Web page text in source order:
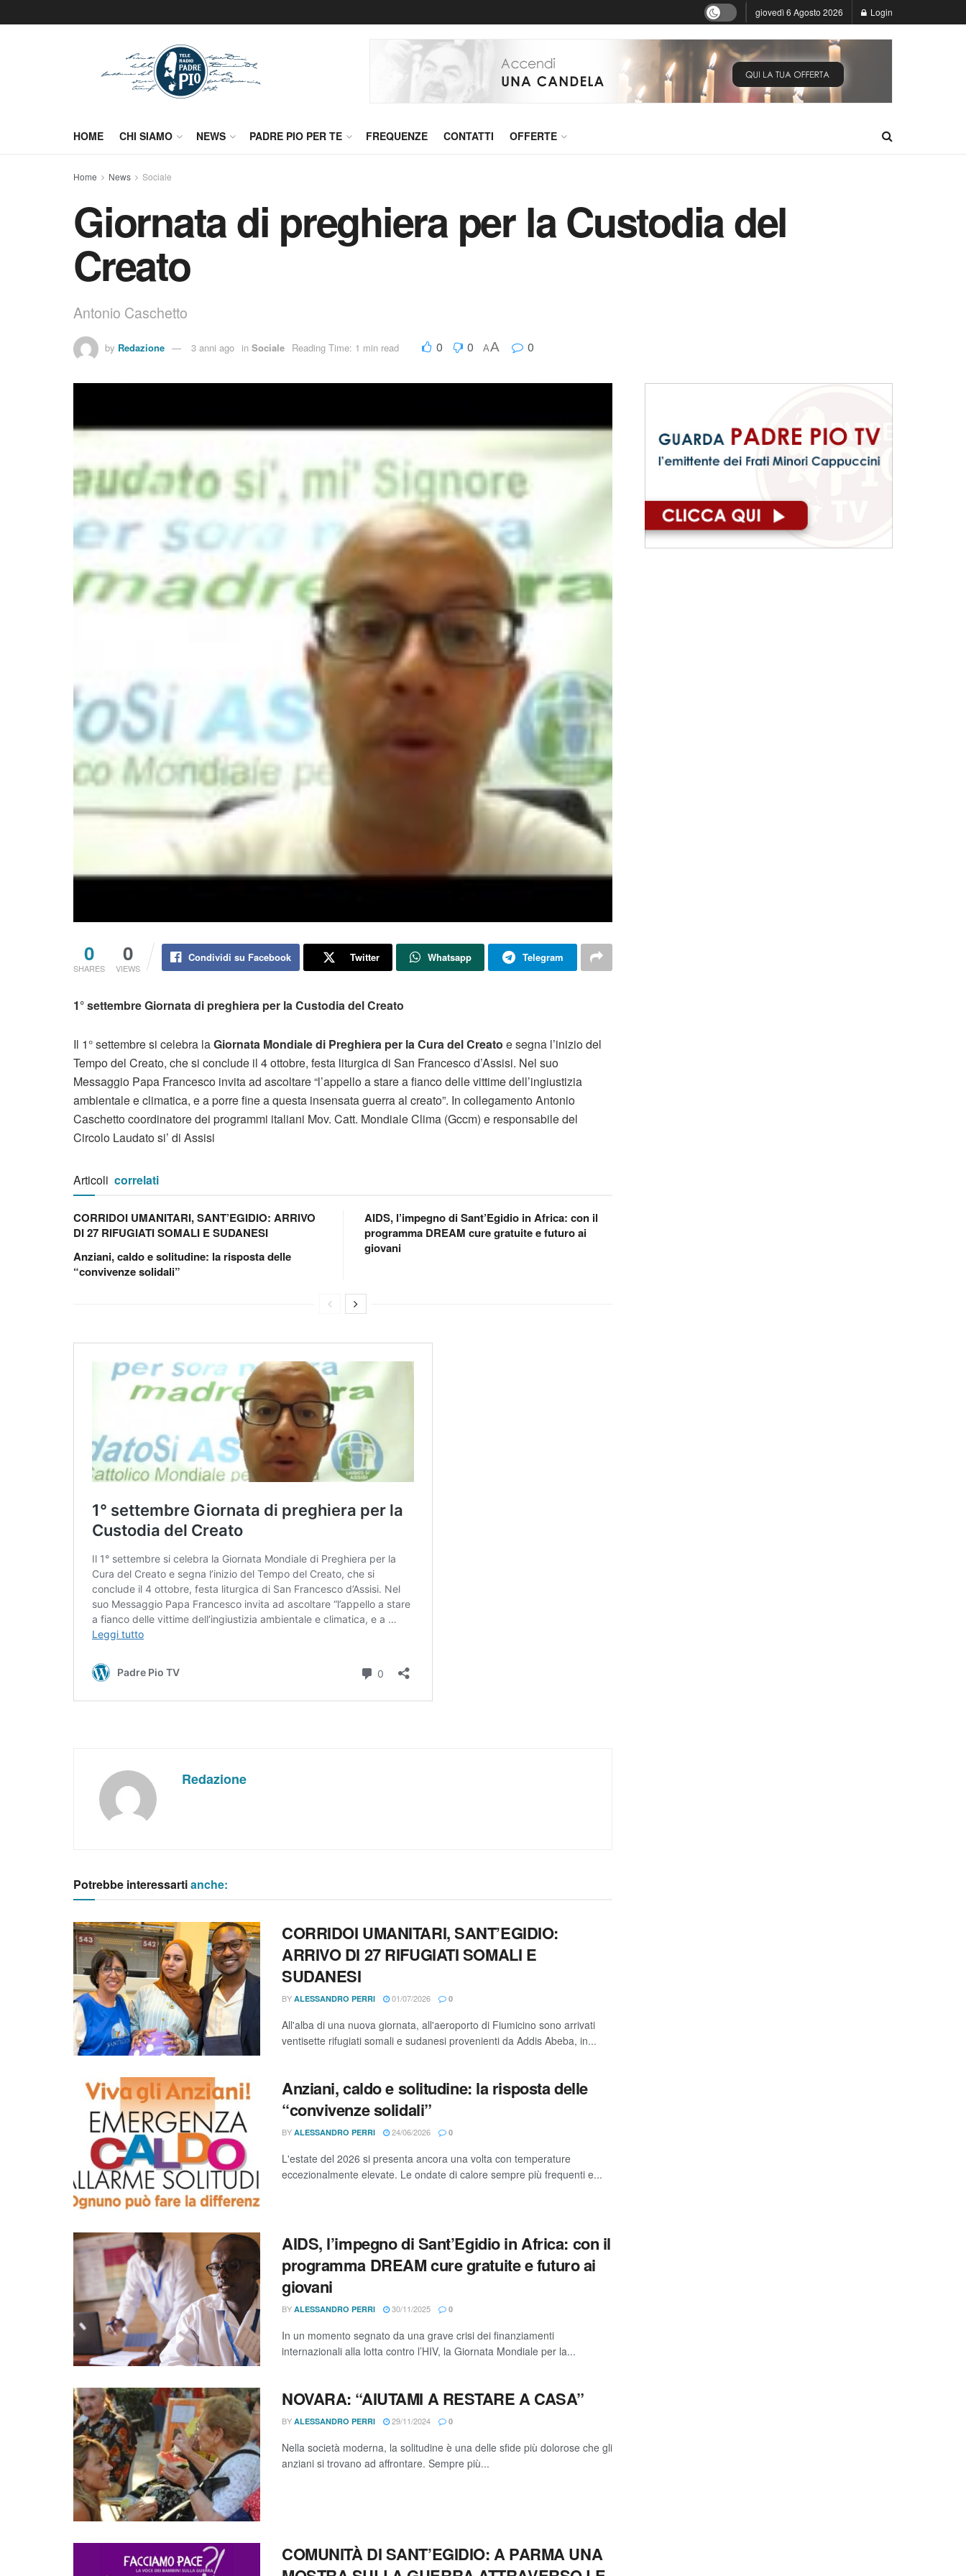
giovedì 6 Agosto 2026 Login
HOME CHI SIAMO NEWS PADRE PIO PER TE FREQUENZE CONTATTI OFFERTE
Home News Sociale
Giornata di preghiera per la Custodia del
Creato
Antonio Caschetto
by Redazione 3 anni ago in Sociale Reading Time: 1 min read 0 0 AA 0
0
SHARES
0
VIEWS
Condividi su Facebook Twitter Whatsapp Telegram
1° settembre Giornata di preghiera per la Custodia del Creato
Il 1° settembre si celebra laGiornata Mondiale di Preghiera per la Cura del Creato e segna l’inizio del
Tempo del Creato, che si conclude il 4 ottobre, festa liturgica di San Francesco d’Assisi. Nel suo
Messaggio Papa Francesco invita ad ascoltare “l’appello a stare a fianco delle vittime dell’ingiustizia
ambientale e climatica, e a porre fine a questa insensata guerra al creato”. In collegamento Antonio
Caschetto coordinatore dei programmi italiani Mov. Catt. Mondiale Clima (Gccm) e responsabile del
Circolo Laudato si’ di Assisi
Articoli correlati
CORRIDOI UMANITARI, SANT’EGIDIO: ARRIVO
DI 27 RIFUGIATI SOMALI E SUDANESI
Anziani, caldo e solitudine: la risposta delle
“convivenze solidali”
AIDS, l’impegno di Sant’Egidio in Africa: con il
programma DREAM cure gratuite e futuro ai
giovani
Redazione
Potrebbe interessartianche:
CORRIDOI UMANITARI, SANT’EGIDIO:
ARRIVO DI 27 RIFUGIATI SOMALI E
SUDANESI
BY ALESSANDRO PERRI 01/07/2026 0
All'alba di una nuova giornata, all'aeroporto di Fiumicino sono arrivati
ventisette rifugiati somali e sudanesi provenienti da Addis Abeba, in...
Anziani, caldo e solitudine: la risposta delle
“convivenze solidali”
BY ALESSANDRO PERRI 24/06/2026 0
L'estate del 2026 si presenta ancora una volta con temperature
eccezionalmente elevate. Le ondate di calore sempre più frequenti e...
AIDS, l’impegno di Sant’Egidio in Africa: con il
programma DREAM cure gratuite e futuro ai
giovani
BY ALESSANDRO PERRI 30/11/2025 0
In un momento segnato da una grave crisi dei finanziamenti
internazionali alla lotta contro l’HIV, la Giornata Mondiale per la...
NOVARA: “AIUTAMI A RESTARE A CASA”
BY ALESSANDRO PERRI 29/11/2024 0
Nella società moderna, la solitudine è una delle sfide più dolorose che gli
anziani si trovano ad affrontare. Sempre più...
COMUNITÀ DI SANT’EGIDIO: A PARMA UNA